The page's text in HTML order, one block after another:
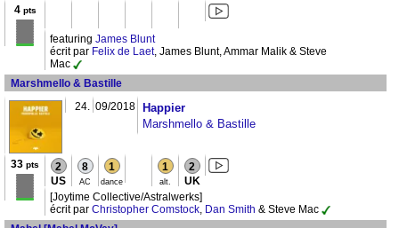
4pts
featuring James Blunt
écrit par Felix de Laet, James Blunt, Ammar Malik & Steve
Mac
Marshmello & Bastille
24. 09/2018
Happier
Marshmello & Bastille
33 pts 2
US
8
AC
1
dance
1
alt.
2
UK
[Joytime Collective/Astralwerks]
écrit par Christopher Comstock, Dan Smith & Steve Mac